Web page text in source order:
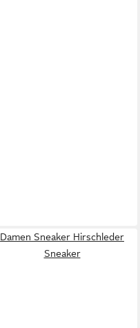
Damen Sneaker Hirschleder
Sneaker